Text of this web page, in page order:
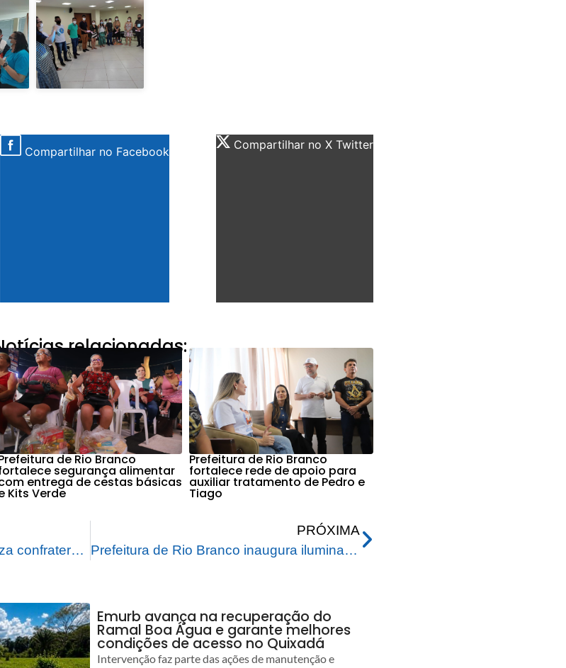
Compartilhar no Facebook Compartilhar no X Twitter
relacionadas:
de Rio Branco
segurança alimentar
entrega de cestas básicas
Kits Verde
Prefeitura de Rio Branco
fortalece rede de apoio para
auxiliar tratamento de Pedro e
Tiago
Prefeitura de Rio Branco realiza confraternização com grupo de idosos
PRÓXIMA
Prefeitura de Rio Branco inaugura iluminação natalina no Horto Florestal
Emurb avança na recuperação do
Ramal Boa Água e garante melhores
condições de acesso no Quixadá
Intervenção faz parte das ações de manutenção e